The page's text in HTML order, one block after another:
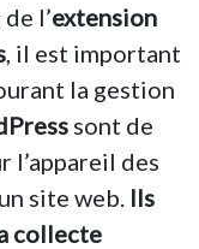
l’extension
, il est important
la gestion
sont de
l’appareil des
site web. Ils
collecte